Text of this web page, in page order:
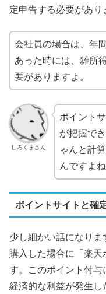
定申告する必要があり
会社員の場合は、年
あった時には、雑所
要がありますよ。
しろくまさん
ポイント
が把握で
ゃんと計
んですよね
ポイントサイトと確
少し細かい話になり
購入した場合に「楽天
す。このポイント付与
経済的な利益が発生し